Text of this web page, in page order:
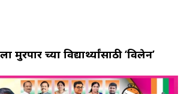
मुरपार च्या विद्यार्थ्यांसाठी ‘विलेन’